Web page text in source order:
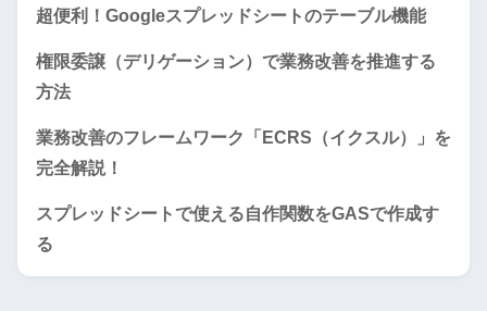
超便利！Googleスプレッドシートのテーブル機能
権限委譲（デリゲーション）で業務改善を推進する
方法
業務改善のフレームワーク「ECRS（イクスル）」を
完全解説！
スプレッドシートで使える自作関数をGASで作成す
る